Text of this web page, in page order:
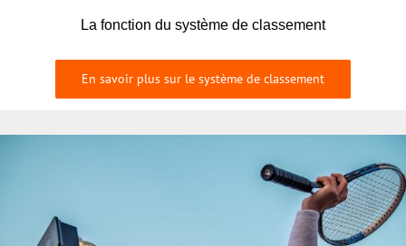
La fonction du système de classement
En savoir plus sur le système de classement